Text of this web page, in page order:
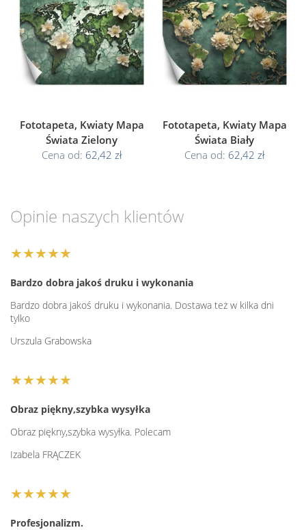
Fototapeta, Kwiaty Mapa
Świata Zielony
Cena od: 62,42 zł
Fototapeta, Kwiaty Mapa
Świata Biały
Cena od: 62,42 zł
Opinie naszych klientów
★★★★★
Bardzo dobra jakoś druku i wykonania
Bardzo dobra jakoś druku i wykonania. Dostawa też w kilka dni
tylko
Urszula Grabowska
★★★★★
Obraz piękny,szybka wysyłka
Obraz piękny,szybka wysyłka. Polecam
Izabela FRĄCZEK
★★★★★
Profesjonalizm.